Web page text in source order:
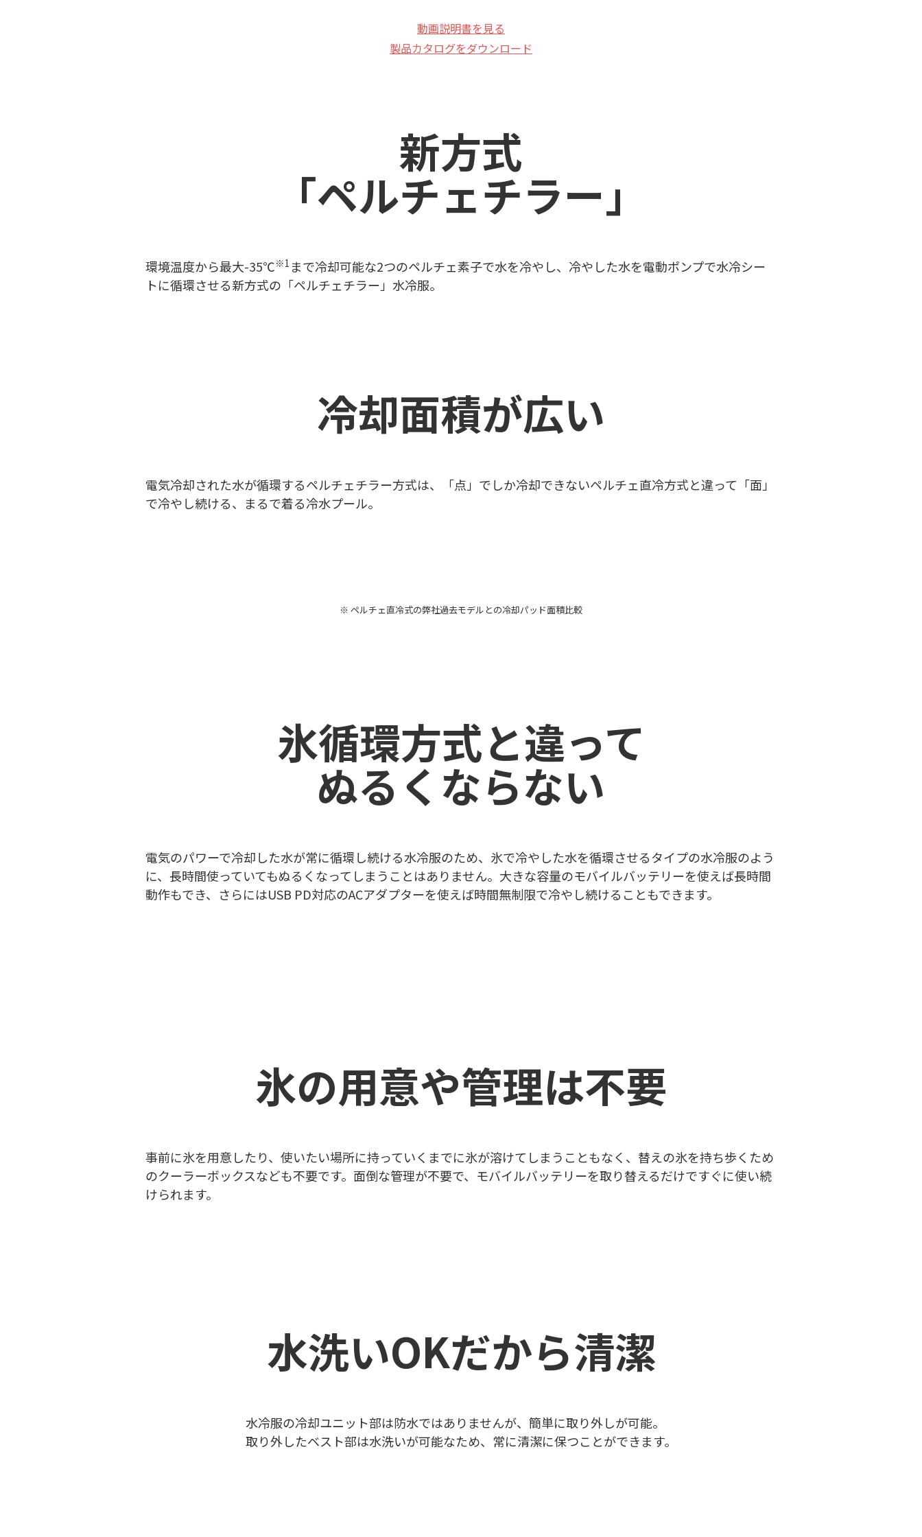
動画説明書を見る
製品カタログをダウンロード
新方式
「ペルチェチラー」
環境温度から最大-35℃※1 まで冷却可能な2つのペルチェ素子で水を冷やし、冷やした水を電動ポンプで水冷シー
トに循環させる新方式の「ペルチェチラー」水冷服。
冷却面積が広い
電気冷却された水が循環するペルチェチラー方式は、「点」でしか冷却できないペルチェ直冷方式と違って「面」
で冷やし続ける、まるで着る冷水プール。
※ ペルチェ直冷式の弊社過去モデルとの冷却パッド面積比較
氷循環方式と違って
ぬるくならない
電気のパワーで冷却した水が常に循環し続ける水冷服のため、氷で冷やした水を循環させるタイプの水冷服のよう
に、長時間使っていてもぬるくなってしまうことはありません。大きな容量のモバイルバッテリーを使えば長時間
動作もでき、さらにはUSB PD対応のACアダプターを使えば時間無制限で冷やし続けることもできます。
氷の用意や管理は不要
事前に氷を用意したり、使いたい場所に持っていくまでに氷が溶けてしまうこともなく、替えの氷を持ち歩くため
のクーラーボックスなども不要です。面倒な管理が不要で、モバイルバッテリーを取り替えるだけですぐに使い続
けられます。
水洗いOKだから清潔
水冷服の冷却ユニット部は防水ではありませんが、簡単に取り外しが可能。
取り外したベスト部は水洗いが可能なため、常に清潔に保つことができます。